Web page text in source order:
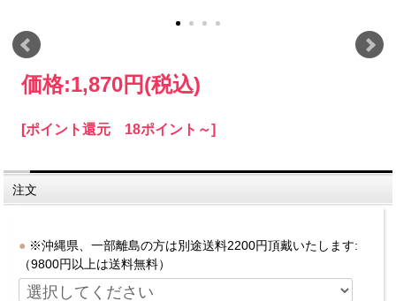
価格:1,870円(税込)
[ポイント還元 18ポイント～]
注文
※沖縄県、一部離島の方は別途送料2200円頂戴いたします:
（9800円以上は送料無料）